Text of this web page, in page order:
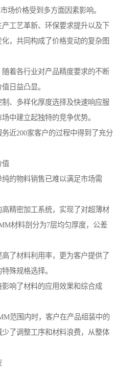
场价格受到多方面因素影响。
工艺革新、环保要求提升以及下
，共同构成了价格变动的复杂图
着各行业对产品精度要求的不断
日益凸显。
、多样化厚度选择及快速响应服
中建立起独特的竞争优势。
近200家客户的过程中得到了充分
值
的物料销售已难以满足市场需
精密加工系统，实现了对超薄材
材料剖分为7层均匀厚度，公差
了材料利用率，更为客户提供了
殊规格选择。
响了材料的应用效果和综合成
范围内时，客户在产品组装中的
了调整工序和材料浪费，从整体